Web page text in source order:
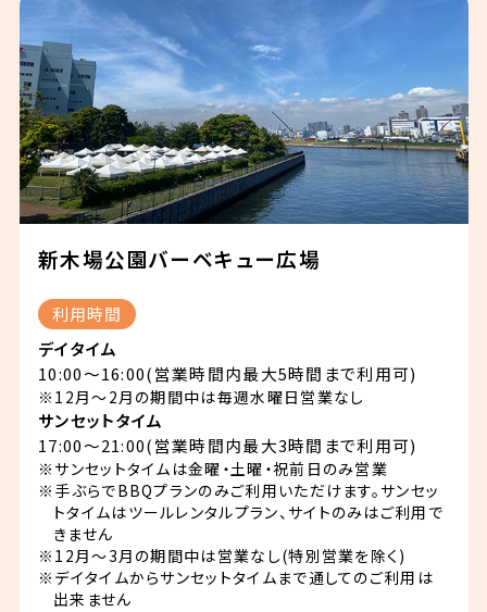
新木場公園バーベキュー広場
利用時間
デイタイム
10:00〜16:00(営業時間内最大5時間まで利用可)
※12月～2月の期間中は毎週水曜日営業なし
サンセットタイム
17:00〜21:00(営業時間内最大3時間まで利用可)
※サンセットタイムは金曜・土曜・祝前日のみ営業
※手ぶらでBBQプランのみご利用いただけます。サンセッ
トタイムはツールレンタルプラン、サイトのみはご利用で
きません
※12月～3月の期間中は営業なし(特別営業を除く)
※デイタイムからサンセットタイムまで通してのご利用は
出来ません